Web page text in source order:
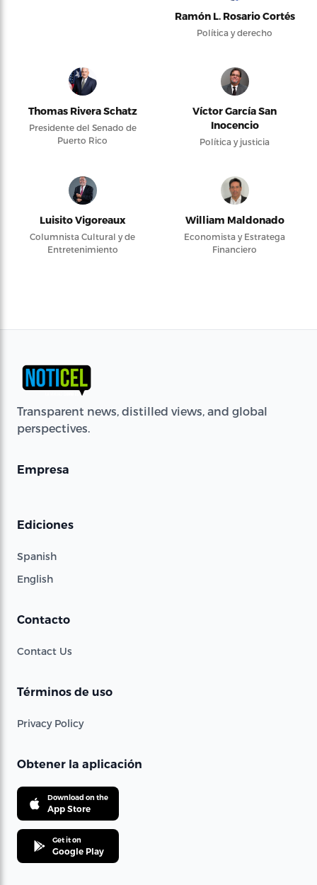
Ramón L. Rosario Cortés
Política y derecho
Thomas Rivera Schatz
Presidente del Senado de
Puerto Rico
Víctor García San
Inocencio
Política y justicia
Luisito Vigoreaux
Columnista Cultural y de
Entretenimiento
William Maldonado
Economista y Estratega
Financiero
Transparent news, distilled views, and global
perspectives.
Empresa
Ediciones
Spanish
English
Contacto
Contact Us
Términos de uso
Privacy Policy
Obtener la aplicación
Download on the
App Store
Get it on
Google Play